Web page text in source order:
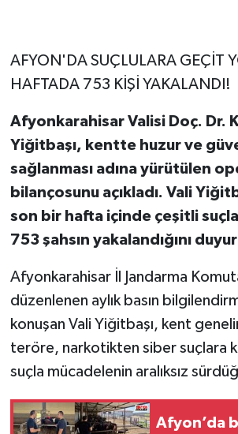
AFYON'DA SUÇLULARA GEÇİT
HAFTADA 753 KİŞİ YAKALANDI!
Afyonkarahisar Valisi Doç. Dr.
Yiğitbaşı, kentte huzur ve
sağlanması adına yürütülen
bilançosunu açıkladı. Vali
son bir hafta içinde çeşitli
753 şahsın yakalandığını
Afyonkarahisar İl Jandarma
düzenlenen aylık basın
konuşan Vali Yiğitbaşı, kent
teröre, narkotikten siber suçlara
suçla mücadelenin aralıksız
Afyon’da